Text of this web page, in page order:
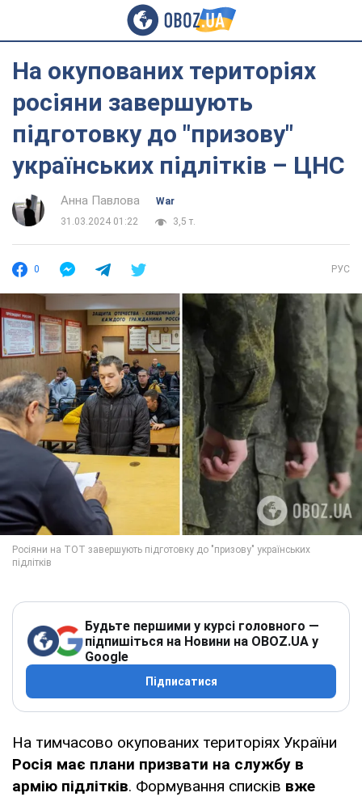
На окупованих територіях
росіяни завершують
підготовку до "призову"
українських підлітків – ЦНС
Анна Павлова
War
31.03.2024 01:22
3,5 т.
0 РУС
Будьте першими у курсі головного —
підпишіться на Новини на OBOZ.UA у
Google
Підписатися
На тимчасово окупованих територіях України
Росія має плани призвати на службу в
армію підлітків. Формування списків вже